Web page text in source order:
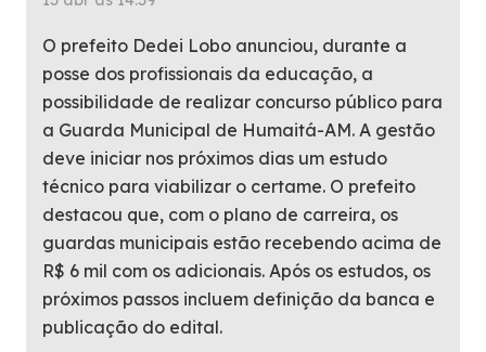
O prefeito Dedei Lobo anunciou, durante a
posse dos profissionais da educação, a
possibilidade de realizar concurso público para
a Guarda Municipal de Humaitá-AM. A gestão
deve iniciar nos próximos dias um estudo
técnico para viabilizar o certame. O prefeito
destacou que, com o plano de carreira, os
guardas municipais estão recebendo acima de
R$ 6 mil com os adicionais. Após os estudos, os
próximos passos incluem definição da banca e
publicação do edital.